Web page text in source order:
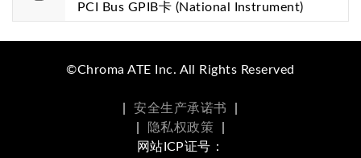
PCI Bus GPIB卡 (National Instrument)
©Chroma ATE Inc. All Rights Reserved
安全生产承诺书
隐私权政策
网站ICP证号：